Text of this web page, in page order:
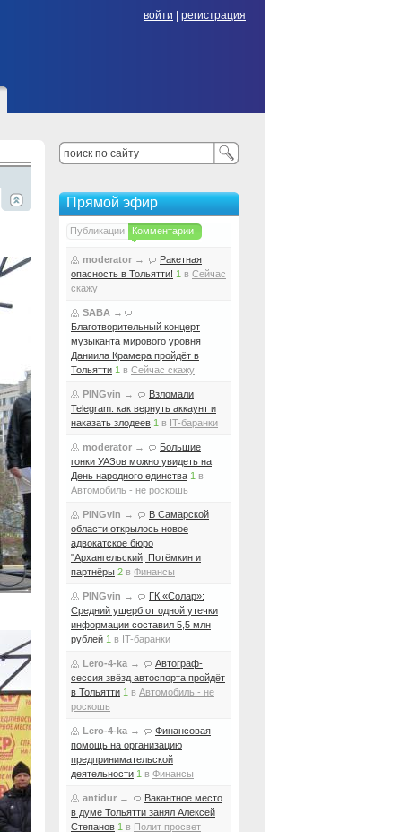
войти регистрация
Прямой эфир
Публикации Комментарии
moderator →
Ракетная
опасность в Тольятти! 1 в Сейчас
скажу
SABA →
Благотворительный концерт
музыканта мирового уровня
Даниила Крамера пройдёт в
Тольятти 1 в Сейчас скажу
PINGvin →
Взломали
Telegram: как вернуть аккаунт и
наказать злодеев 1 в IT-баранки
moderator →
Большие
гонки УАЗов можно увидеть на
День народного единства 1 в
Автомобиль - не роскошь
PINGvin →
В Самарской
области открылось новое
адвокатское бюро
"Архангельский, Потёмкин и
партнёры 2 в Финансы
PINGvin →
ГК «Солар»:
Средний ущерб от одной утечки
информации составил 5,5 млн
рублей 1 в IT-баранки
Lero-4-ka →
Автограф-
сессия звёзд автоспорта пройдёт
в Тольятти 1 в Автомобиль - не
роскошь
Lero-4-ka →
Финансовая
помощь на организацию
предпринимательской
деятельности 1 в Финансы
antidur →
Вакантное место
в думе Тольятти занял Алексей
Степанов 1 в Полит просвет